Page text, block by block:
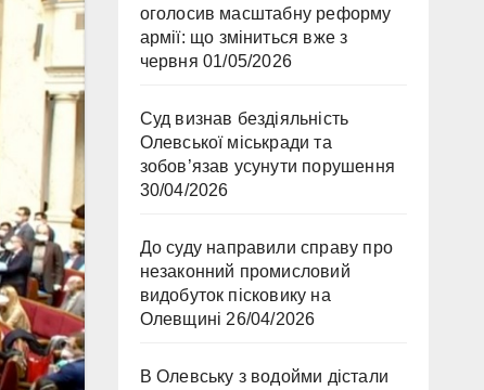
оголосив масштабну реформу
армії: що зміниться вже з
червня 01/05/2026
Суд визнав бездіяльність
Олевської міськради та
зобов’язав усунути порушення
30/04/2026
До суду направили справу про
незаконний промисловий
видобуток пісковику на
Олевщині 26/04/2026
В Олевську з водойми дістали